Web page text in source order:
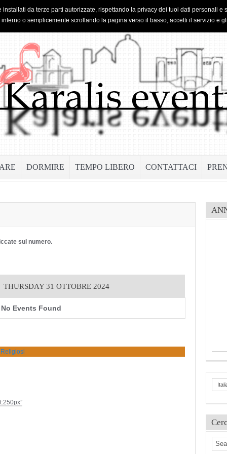
DORMIRE TEMPO LIBERO CONTATTACI
sul numero.
THURSDAY 31 OTTOBRE 2024
No Events Found
da terze parti autorizzate, rispettando la privacy dei tuoi dati personali
o semplicemente scrollando la pagina verso il basso, accetti il servizio e